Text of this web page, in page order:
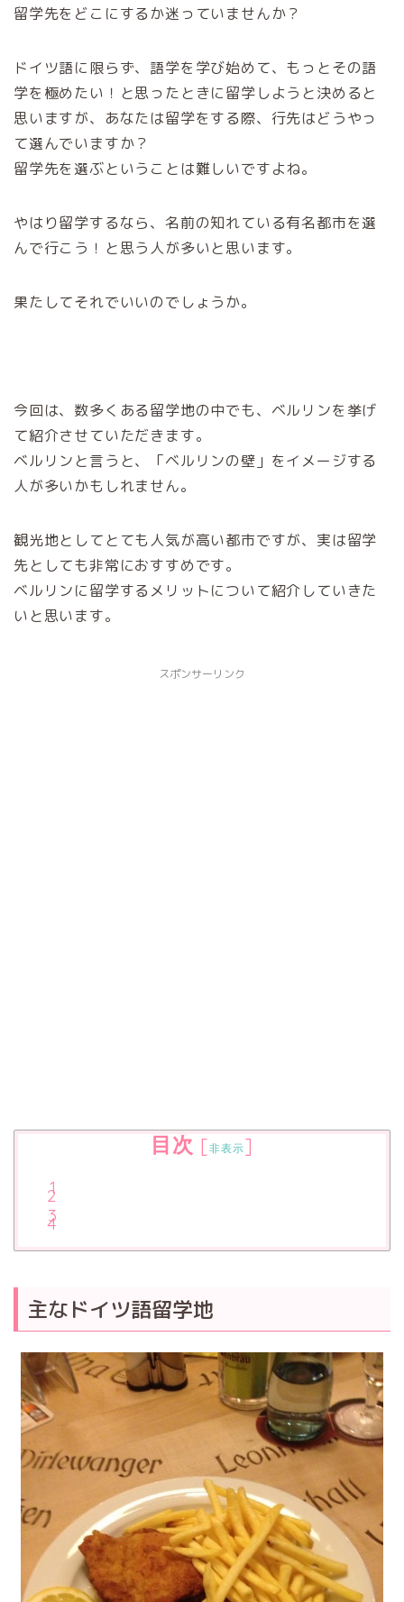
留学先をどこにするか迷っていませんか？
ドイツ語に限らず、語学を学び始めて、もっとその語
学を極めたい！と思ったときに留学しようと決めると
思いますが、あなたは留学をする際、行先はどうやっ
て選んでいますか？
留学先を選ぶということは難しいですよね。
やはり留学するなら、名前の知れている有名都市を選
んで行こう！と思う人が多いと思います。
果たしてそれでいいのでしょうか。
今回は、数多くある留学地の中でも、ベルリンを挙げ
て紹介させていただきます。
ベルリンと言うと、「ベルリンの壁」をイメージする
人が多いかもしれません。
観光地としてとても人気が高い都市ですが、実は留学
先としても非常におすすめです。
ベルリンに留学するメリットについて紹介していきた
いと思います。
スポンサーリンク
目次 [非表示]
主なドイツ語留学地